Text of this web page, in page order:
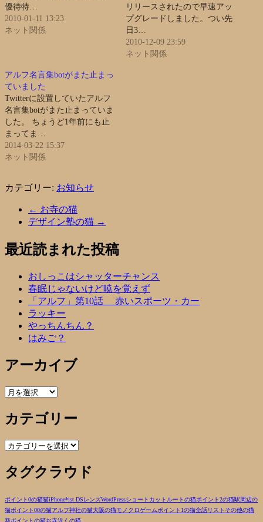
優待特…
2010-01-11 13:23
ネット関係
リリースされたので早速アッ
プグレードしました。つい先
日3…
2010-12-09 23:59
ネット関係
アルフ名言集botがまた止まっ
ていました
Twitterに設置していたアルフ
名言集botがまた止まっていま
した。 ちょうど1年前にも止
まってま…
2014-03-22 15:37
ネット関係
カテゴリー: お知らせ
← お寺の猫
デザイン塾の猫 →
最近読まれた投稿
おしっこはシャッターチャンス
春眠じゃないけど暁を覚えず
「アルフ」第10話 赤いスポーツ・カー
ラッキー
やっちんちん？
はみご？
アーカイブ
ア
カ
イ
ブ
カテゴリー
カ
ゴ
リ
タグクラウド
ポイント0の猫猫iPhone*ist DSレンズWordPressショートカットルートの猫ポイント2の猫駅周辺の
猫ポイント00の猫アルフ神社の猫大阪の猫モノクロゲームポイント1の猫全話リスト その他の猫
新ポイントの猫お寺近くの猫